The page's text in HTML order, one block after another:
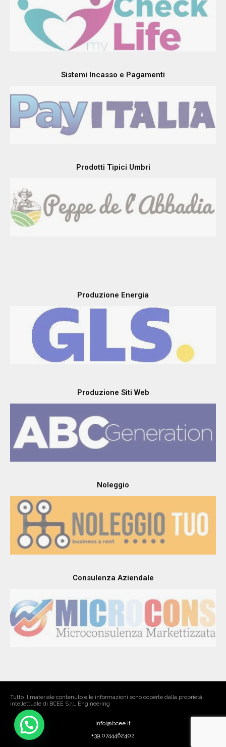
Sistemi Incasso e Pagamenti
Prodotti Tipici Umbri
Produzione Energia
Produzione Siti Web
Noleggio
Consulenza Aziendale
Tutto il materiale contenuto e le informazioni sono coperte dalla proprietà
intellettuale di BCEE S.r.l. Engineering
infoi@bcee.it
+39.0744462402
Siamo qui per servirti. Usa Whatsapp...